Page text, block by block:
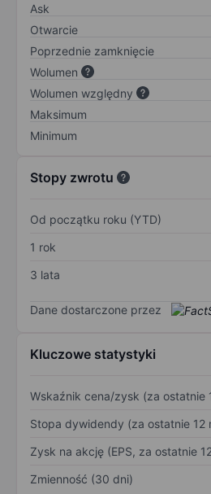
Ask
Otwarcie
Poprzednie zamknięcie
Wolumen
Wolumen względny
Maksimum
Minimum
Stopy zwrotu
Od początku roku (YTD)
1 rok
3 lata
Dane dostarczone przez
Kluczowe statystyki
Wskaźnik cena/zysk (za ostatnie
Stopa dywidendy (za ostatnie 12
Zysk na akcję (EPS, za ostatnie
Zmienność (30 dni)